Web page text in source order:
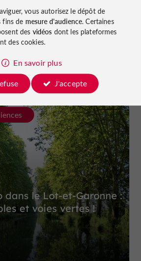
Musée du Pruneau
dans le Lot-et-Garonne :
et voies vertes !
vous autorisez le dépôt de
fins de mesure d'audience. Certaines
des vidéos dont les plateformes
des cookies.
En savoir plus
J'accepte